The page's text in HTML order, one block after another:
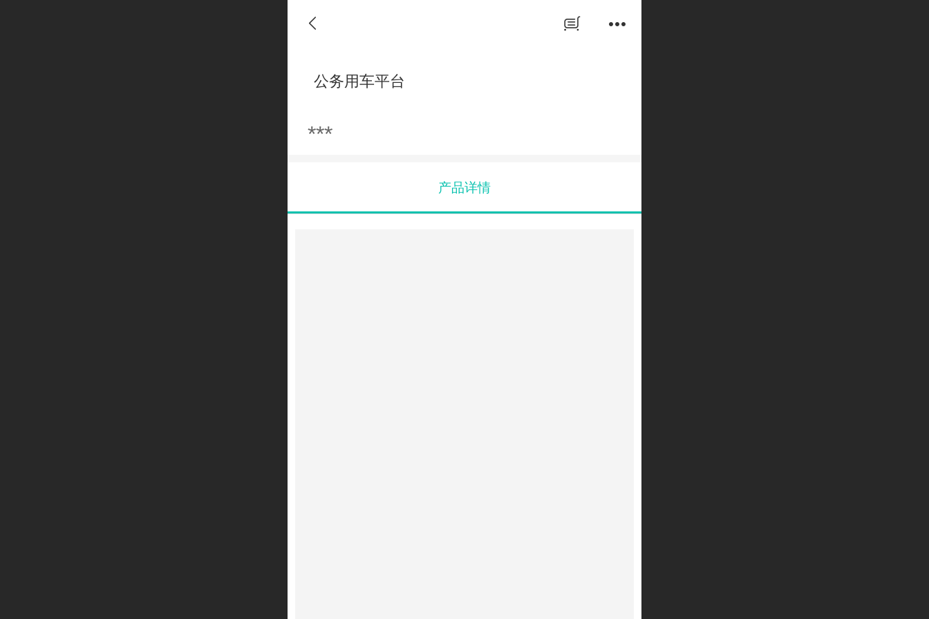
公务用车平台
***
产品详情